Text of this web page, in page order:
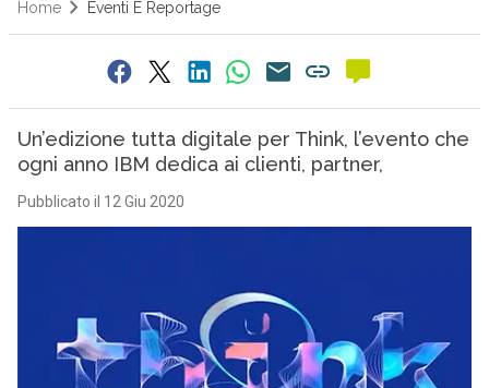
Home Eventi E Reportage
Un’edizione tutta digitale per Think, l’evento che
ogni anno IBM dedica ai clienti, partner,
Pubblicato il 12 Giu 2020